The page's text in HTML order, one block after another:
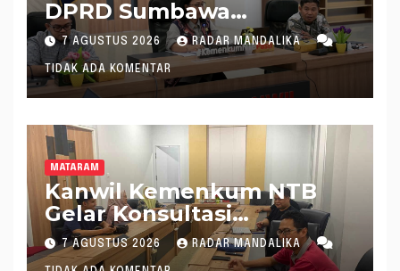
DPRD Sumbawa
Mantapkan Rencana
Pembentukan 8 Raperda
Inisiatif
7 AGUSTUS 2026 RADAR MANDALIKA
TIDAK ADA KOMENTAR
MATARAM
Kanwil Kemenkum NTB
Gelar Konsultasi
Penghitungan Kebutuhan
Formasi JF Perancang
7 AGUSTUS 2026 RADAR MANDALIKA